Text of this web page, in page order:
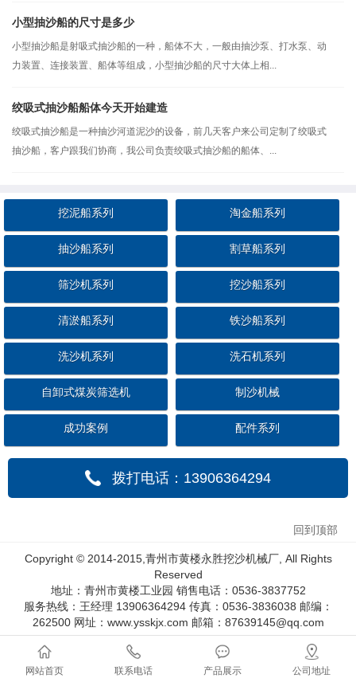
小型抽沙船的尺寸是多少
小型抽沙船是射吸式抽沙船的一种，船体不大，一般由抽沙泵、打水泵、动
力装置、连接装置、船体等组成，小型抽沙船的尺寸大体上相...
绞吸式抽沙船船体今天开始建造
绞吸式抽沙船是一种抽沙河道泥沙的设备，前几天客户来公司定制了绞吸式
抽沙船，客户跟我们协商，我公司负责绞吸式抽沙船的船体、...
挖泥船系列 淘金船系列
抽沙船系列 割草船系列
筛沙机系列 挖沙船系列
清淤船系列 铁沙船系列
洗沙机系列 洗石机系列
自卸式煤炭筛选机 制沙机械
成功案例 配件系列
拨打电话：13906364294
网站首页 联系电话 产品展示 公司地址
回到顶部
Copyright © 2014-2015,青州市黄楼永胜挖沙机械厂, All Rights
Reserved
地址：青州市黄楼工业园 销售电话：0536-3837752
服务热线：王经理 13906364294 传真：0536-3836038 邮编：
262500 网址：www.ysskjx.com 邮箱：87639145@qq.com